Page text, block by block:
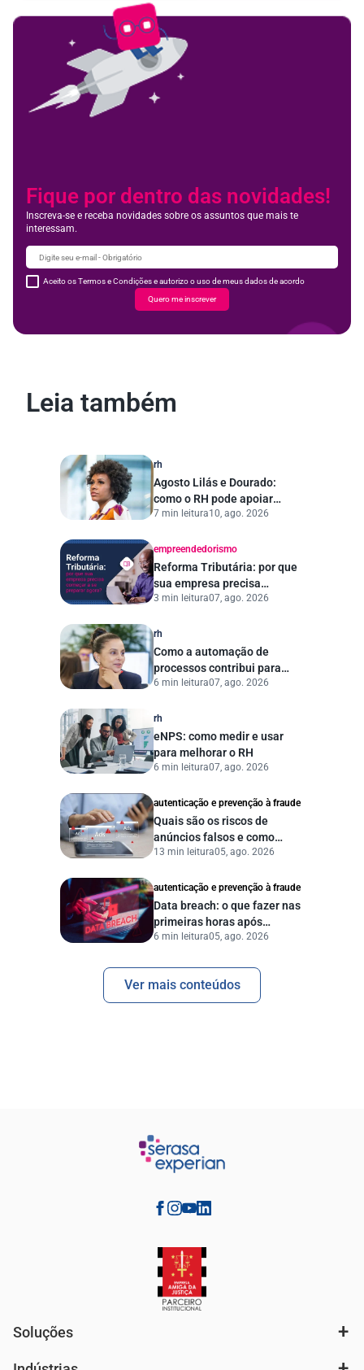
Fique por dentro das novidades!
Inscreva-se e receba novidades sobre os assuntos que mais te
interessam.
Aceito os Termos e Condições e autorizo o uso de meus dados de acordo
Quero me inscrever
Leia também
rh
Agosto Lilás e Dourado:
como o RH pode apoiar
campanhas de
ambiente de trabalho
7 min leitura10, ago. 2026
empreendedorismo
Reforma Tributária: por que
sua empresa precisa
começar a se preparar
3 min leitura07, ago. 2026
rh
Como a automação de
processos contribui para
uma gestão pública mais
6 min leitura07, ago. 2026
rh
eNPS: como medir e usar
para melhorar o RH
6 min leitura07, ago. 2026
autenticação e prevenção à fraude
Quais são os riscos de
anúncios falsos e como
proteger seu negócio?
13 min leitura05, ago. 2026
autenticação e prevenção à fraude
Data breach: o que fazer nas
primeiras horas após
vazamento de dados?
6 min leitura05, ago. 2026
Ver mais conteúdos
Soluções